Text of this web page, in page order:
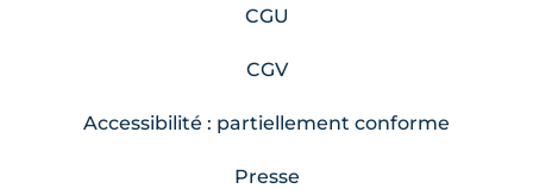
CGU
CGV
Accessibilité : partiellement conforme
Presse